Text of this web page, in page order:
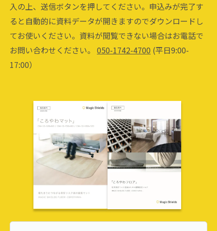
入の上、送信ボタンを押してください。申込みが完了す
ると自動的に資料データが開きますのでダウンロードし
てお使いください。資料が閲覧できない場合はお電話で
お問い合わせください。 050-1742-4700 (平日9:00-
17:00）